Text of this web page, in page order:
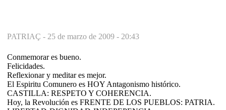
PATRIAÇ - 25 de marzo de 2009 - 20:43
Conmemorar es bueno.
Felicidades.
Reflexionar y meditar es mejor.
El Espiritu Comunero es HOY Antagonismo histórico.
CASTILLA: RESPETO Y COHERENCIA.
Hoy, la Revolución es FRENTE DE LOS PUEBLOS: PATRIA.